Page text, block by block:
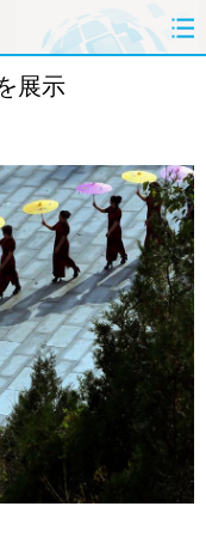
写真
展示